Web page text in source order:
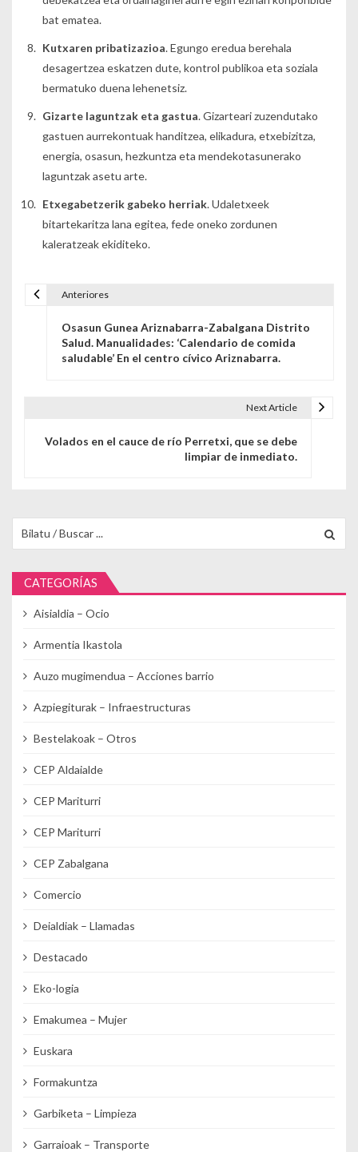
bat ematea.
Kutxaren pribatizazioa. Egungo eredua berehala
desagertzea eskatzen dute, kontrol publikoa eta soziala
bermatuko duena lehenetsiz.
Gizarte laguntzak eta gastua. Gizarteari zuzendutako
gastuen aurrekontuak handitzea, elikadura, etxebizitza,
energia, osasun, hezkuntza eta mendekotasunerako
laguntzak asetu arte.
Etxegabetzerik gabeko herriak. Udaletxeek
bitartekaritza lana egitea, fede oneko zordunen
kaleratzeak ekiditeko.
Anteriores
Osasun Gunea Ariznabarra-Zabalgana Distrito
Salud. Manualidades: ‘Calendario de comida
saludable’ En el centro cívico Ariznabarra.
Next Article
Volados en el cauce de río Perretxi, que se debe
limpiar de inmediato.
CATEGORÍAS
Aisialdia – Ocio
Armentia Ikastola
Auzo mugimendua – Acciones barrio
Azpiegiturak – Infraestructuras
Bestelakoak – Otros
CEP Aldaialde
CEP Mariturri
CEP Mariturri
CEP Zabalgana
Comercio
Deialdiak – Llamadas
Destacado
Eko-logia
Emakumea – Mujer
Euskara
Formakuntza
Garbiketa – Limpieza
Garraioak – Transporte